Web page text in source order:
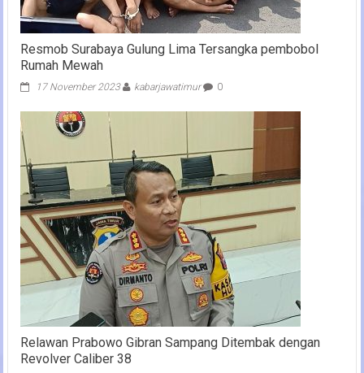
Resmob Surabaya Gulung Lima Tersangka pembobol
Rumah Mewah
17 November 2023 kabarjawatimur 0
Relawan Prabowo Gibran Sampang Ditembak dengan
Revolver Caliber 38